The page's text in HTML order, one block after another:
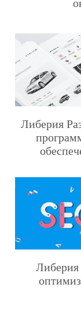
Либерия
Либерия